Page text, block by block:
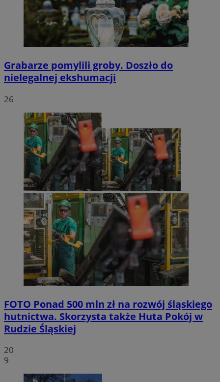
Grabarze pomylili groby. Doszło do
nielegalnej ekshumacji
26
FOTO Ponad 500 mln zł na rozwój śląskiego
hutnictwa. Skorzysta także Huta Pokój w
Rudzie Śląskiej
20
9